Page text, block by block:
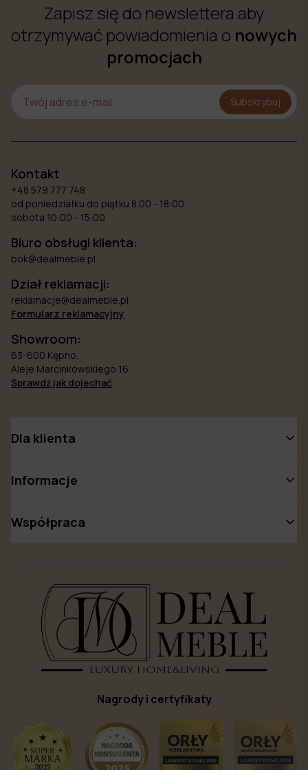
Zapisz się do newslettera aby
otrzymywać powiadomienia o nowych
promocjach
Subskrybuj
Kontakt
+48 579 777 748
od poniedziałku do piątku 8.00 - 18:00
sobota 10:00 - 15:00
Biuro obsługi klienta:
bok@dealmeble.pl
Dział reklamacji:
reklamacje@dealmeble.pl
Formularz reklamacyjny
Showroom:
63-600 Kępno,
Aleje Marcinkowskiego 16
Sprawdź jak dojechać
Dla klienta
Informacje
Współpraca
Nagrody i certyfikaty